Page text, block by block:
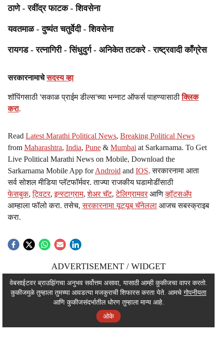
ठाणे - रवींद्र फाटक - शिवसेना
यवतमाळ - दुष्यंत चतुर्वेदी - शिवसेना
रायगड - रत्नागिरी - सिंधुदुर्ग - अनिकेत तटकरे - राष्ट्रवादी काँग्रेस
सरकारनामाचेसदस्य व्हा
शॉपिंगसाठी 'सकाळ प्राईम डील्स'च्या भन्नाट ऑफर्स पाहण्यासाठीक्लिक
करा.
Read Latest Marathi Political News, Breaking Political News
from Maharashtra, India, Pune & Mumbai at Sarkarnama. To Get
Live Political Marathi News on Mobile, Download the
Sarkarnama Mobile App forAndroid and IOS. सरकारनामा आता
सर्व सोशल मीडिया प्लॅटफॉर्मवर. ताज्या राजकीय घडामोडींसाठी
फेसबुक,ट्विटर,इन्स्टाग्राम,शेअर चॅट,टेलिग्रामवर आणिव्हॉट्सॲप
आम्हाला फॉलो करा. तसेच,सरकारनामा यूट्यूब चॅनेलला आजच सबस्क्राइब
करा.
ADVERTISEMENT / WIDGET
ADVERTISEMENT / WIDGET
ADVERTISEMENT / WIDGET
वेबसाईटवर ब्राउझिंगचा अनुभव सर्वोत्तम असावा, यासाठी आम्ही कुकीजचा वापर करतो.
कुकीजमुळे तुम्हाला तुमच्या आवडत्या मजकुराची शिफारस करता येते. आमचे गोपनीयता
आणि कुकीजसंदर्भातील धोरण तुम्हाला मान्य आहे.
ओके